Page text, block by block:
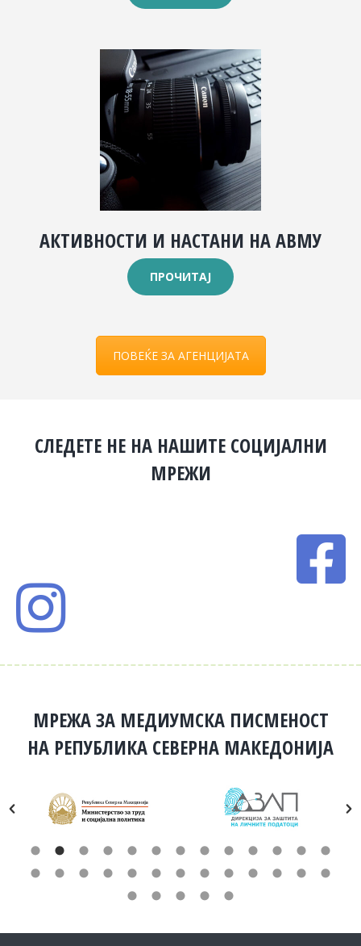
АКТИВНОСТИ И НАСТАНИ НА АВМУ
ПРОЧИТАЈ
ПОВЕЌЕ ЗА АГЕНЦИЈАТА
СЛЕДЕТЕ НЕ НА НАШИТЕ СОЦИЈАЛНИ
МРЕЖИ
МРЕЖА ЗА МЕДИУМСКА ПИСМЕНОСТ
НА РЕПУБЛИКА СЕВЕРНА МАКЕДОНИЈА